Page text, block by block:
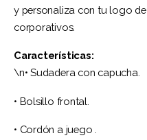
y personaliza con tu logo
corporativos.
Características:
\n• Sudadera con capucha.
• Bolsillo frontal.
• Cordón a juego .